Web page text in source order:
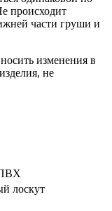
происходит
части груши и
изменения в
не
ПВХ
лоскут